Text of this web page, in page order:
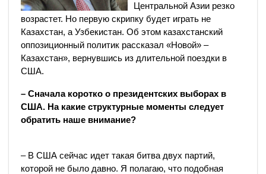
Центральной Азии резко
возрастет. Но первую скрипку будет играть не
Казахстан, а Узбекистан. Об этом казахстанский
оппозиционный политик рассказал «Новой» –
Казахстан», вернувшись из длительной поездки в
США.
– Сначала коротко о президентских выборах в
США. На какие структурные моменты следует
обратить наше внимание?
– В США сейчас идет такая битва двух партий,
которой не было давно. Я полагаю, что подобная